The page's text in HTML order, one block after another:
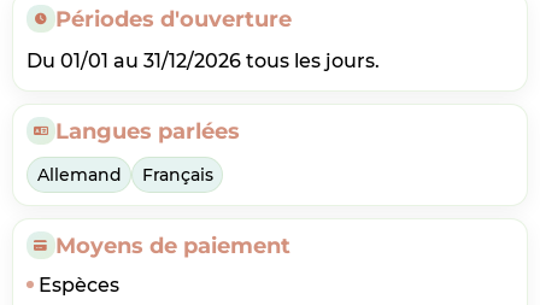
Périodes d'ouverture
Du 01/01 au 31/12/2026 tous les jours.
Langues parlées
Allemand Français
Moyens de paiement
Espèces